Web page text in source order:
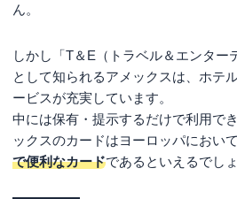
ん。
しかし「T＆E（トラベル＆エンター
として知られるアメックスは、ホテ
ービスが充実しています。
中には保有・提示するだけで利用で
ックスのカードはヨーロッパにおいて
で便利なカードであるといえるでしょ